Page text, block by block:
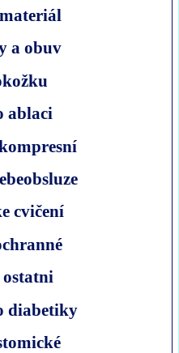
a obuv
ablaci
cvičení
diabetiky